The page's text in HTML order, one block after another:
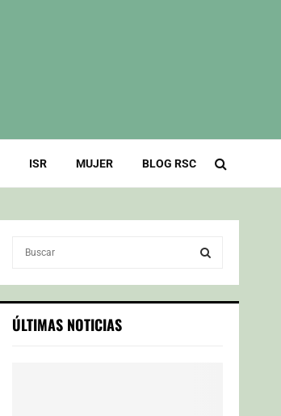
ISR MUJER BLOG RSC
c
h
S
ÚLTIMAS NOTICIAS